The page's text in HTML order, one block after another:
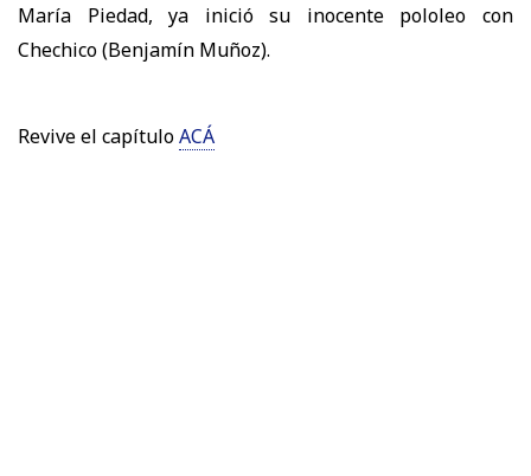
María Piedad, ya inició su inocente pololeo con
Chechico (Benjamín Muñoz).
Revive el capítuloACÁ